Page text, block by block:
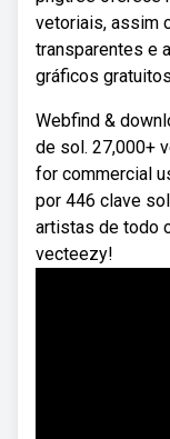
vetoriais, assim
transparentes e
gráficos
Webfind &
de sol. 27,000+
for commercial
por 446 clave
artistas de todo
vecteezy!